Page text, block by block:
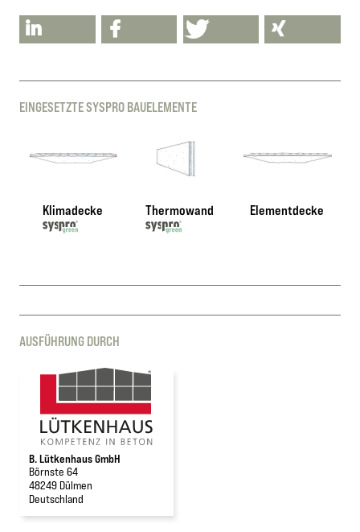
EINGESETZTE SYSPRO BAUELEMENTE
Klimadecke Thermowand Elementdecke
AUSFÜHRUNG DURCH
B. Lütkenhaus GmbH
Börnste 64
48249 Dülmen
Deutschland